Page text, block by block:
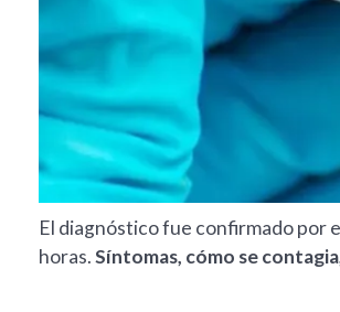
El diagnóstico fue confirmado por
horas.Síntomas, cómo se